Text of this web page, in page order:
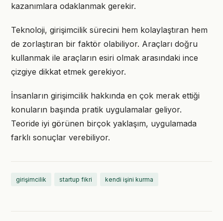
kazanımlara odaklanmak gerekir.
Teknoloji, girişimcilik sürecini hem kolaylaştıran hem
de zorlaştıran bir faktör olabiliyor. Araçları doğru
kullanmak ile araçların esiri olmak arasındaki ince
çizgiye dikkat etmek gerekiyor.
İnsanların girişimcilik hakkında en çok merak ettiği
konuların başında pratik uygulamalar geliyor.
Teoride iyi görünen birçok yaklaşım, uygulamada
farklı sonuçlar verebiliyor.
girişimcilik startup fikri kendi işini kurma